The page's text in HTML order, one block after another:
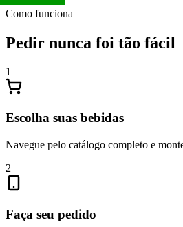
Como funciona
Pedir nunca foi tão fácil
1
Escolha suas bebidas
Navegue pelo catálogo completo e
2
Faça seu pedido